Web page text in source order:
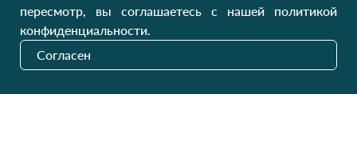
Наши обновления
пересмотр, вы соглашаетесь с нашей политикой
конфиденциальности.
Согласен